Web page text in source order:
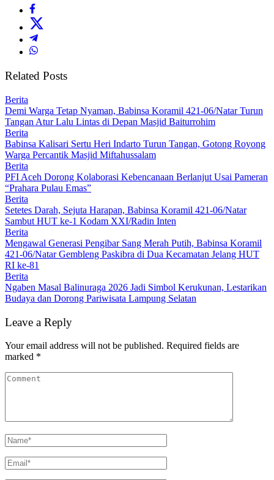
Related Posts
Berita
Demi Warga Tetap Nyaman, Babinsa Koramil 421-06/Natar Turun
Tangan Atur Lalu Lintas di Depan Masjid Baiturrohim
Berita
Babinsa Kalisari Sertu Heri Indarto Turun Tangan, Gotong Royong
Warga Percantik Masjid Miftahussalam
Berita
PFI Aceh Dorong Kolaborasi Kebencanaan Berlanjut Usai Pameran
“Prahara Pulau Emas”
Berita
Setetes Darah, Sejuta Harapan, Babinsa Koramil 421-06/Natar
Sambut HUT ke-1 Kodam XXI/Radin Inten
Berita
Mengawal Generasi Pengibar Sang Merah Putih, Babinsa Koramil
421-06/Natar Gembleng Paskibra di Dua Kecamatan Jelang HUT
RI ke-81
Berita
Ngaben Masal Balinuraga 2026 Jadi Simbol Kerukunan, Lestarikan
Budaya dan Dorong Pariwisata Lampung Selatan
Leave a Reply
Your email address will not be published. Required fields are
marked *